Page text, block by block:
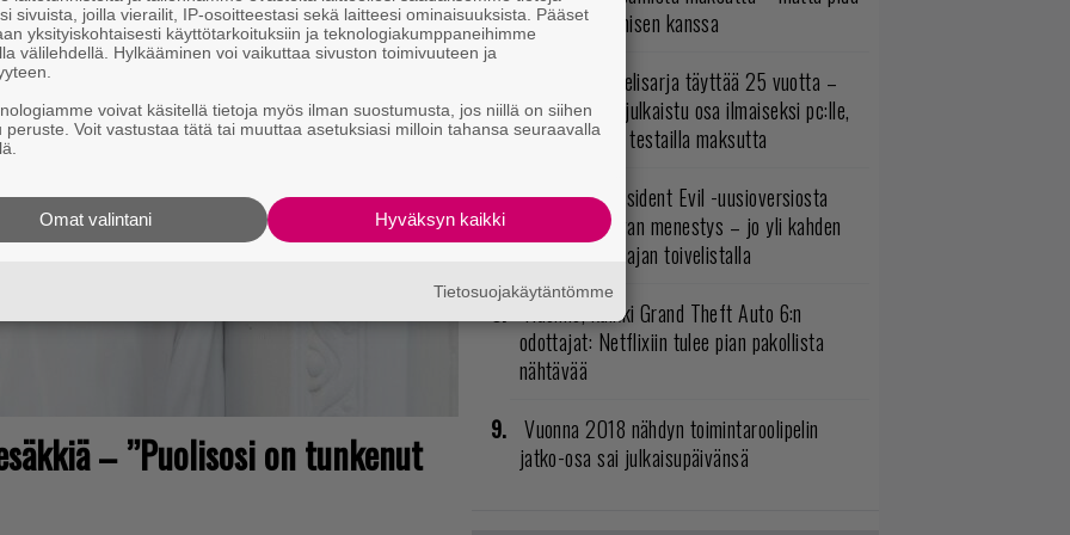
– ”Puolisosi on tunkenut
kiirettä lataamisen kanssa
Rakastettu pelisarja täyttää 25 vuotta –
vuonna 2012 julkaistu osa ilmaiseksi pc:lle,
muita osia voi testailla maksutta
Tulevasta Resident Evil -uusioversiosta
näyttäisi tulevan menestys – jo yli kahden
miljoonan pelaajan toivelistalla
Huomio, kaikki Grand Theft Auto 6:n
odottajat: Netflixiin tulee pian pakollista
nähtävää
Vuonna 2018 nähdyn toimintaroolipelin
jatko-osa sai julkaisupäivänsä
sivuista, joilla vierailit, IP-osoitteestasi sekä laitteesi ominaisuuksista. Pääset
yksityiskohtaisesti käyttötarkoituksiin ja teknologiakumppaneihimme
välilehdellä. Hylkääminen voi vaikuttaa sivuston toimivuuteen ja
voivat käsitellä tietoja myös ilman suostumusta, jos niillä on siihen
peruste. Voit vastustaa tätä tai muuttaa asetuksiasi milloin tahansa seuraavalla
Hyväksyn kaikki
Omat valintani
Tietosuojakäytäntömme